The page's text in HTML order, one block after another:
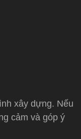
xây dựng. Nếu
cảm và góp ý